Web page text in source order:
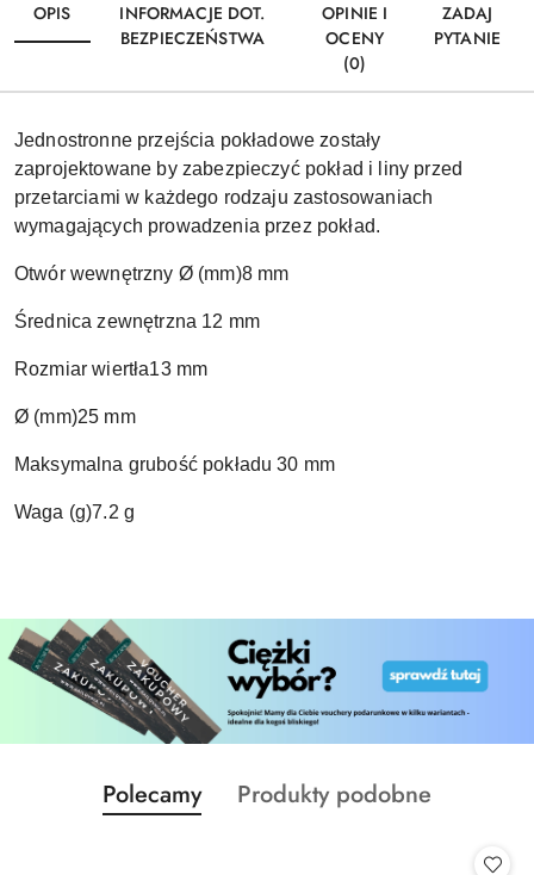
OPIS
INFORMACJE DOT.
BEZPIECZEŃSTWA
OPINIE I
OCENY
(0)
ZADAJ
PYTANIE
Jednostronne przejścia pokładowe zostały
zaprojektowane by zabezpieczyć pokład i liny przed
przetarciami w każdego rodzaju zastosowaniach
wymagających prowadzenia przez pokład.
Otwór wewnętrzny Ø (mm)8 mm
Średnica zewnętrzna 12 mm
Rozmiar wiertła13 mm
Ø (mm)25 mm
Maksymalna grubość pokładu 30 mm
Waga (g)7.2 g
Pomiń karuzelę produktów
Produkty
o
Polecamy
Produkty
Produkty podobne